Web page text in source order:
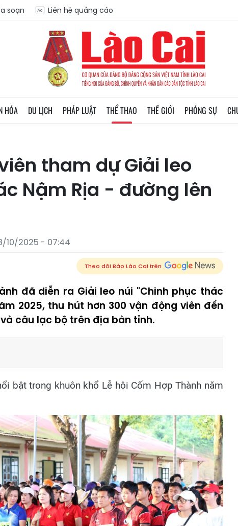
soạn Liên hệ quảng cáo
HÓA DU LỊCH PHÁP LUẬT THỂ THAO THẾ GIỚI PHÓNG SỰ
tham dự Giải leo
Nậm Rịa - đường lên
10/2025 - 07:44
Theo dõi Báo Lào Cai trên
đã diễn ra Giải leo núi "Chinh phục thác
2025, thu hút hơn 300 vận động viên đến
câu lạc bộ trên địa bàn tỉnh.
bật trong khuôn khổ Lễ hội Cốm Hợp Thành năm